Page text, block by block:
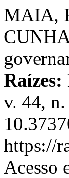
MAIA,
Raízes:
v. 44,
https://
Acesso